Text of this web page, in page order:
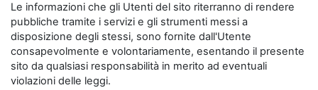
Le informazioni che gli Utenti del sito riterranno di rendere
pubbliche tramite i servizi e gli strumenti messi a
disposizione degli stessi, sono fornite dall'Utente
consapevolmente e volontariamente, esentando il presente
sito da qualsiasi responsabilità in merito ad eventuali
violazioni delle leggi.